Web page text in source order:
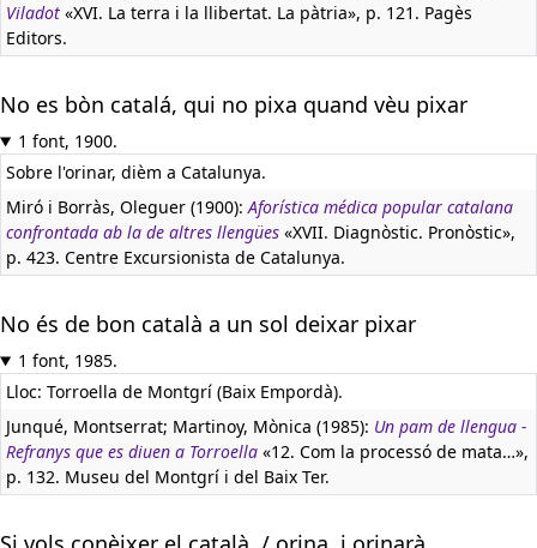
Viladot «XVI. La terra i la llibertat. La pàtria», p. 121. Pagès
Editors.
No es bòn catalá, qui no pixa quand vèu pixar
1 font, 1900.
Sobre l'orinar, dièm a Catalunya.
Miró i Borràs, Oleguer (1900):Aforística médica popular catalana
confrontada ab la de altres llengües «XVII. Diagnòstic. Pronòstic»,
p. 423. Centre Excursionista de Catalunya.
No és de bon català a un sol deixar pixar
1 font, 1985.
Lloc: Torroella de Montgrí (Baix Empordà).
Junqué, Montserrat; Martinoy, Mònica (1985): Un pam de llengua -
Refranys que es diuen a Torroella «12. Com la processó de mata…»,
p. 132. Museu del Montgrí i del Baix Ter.